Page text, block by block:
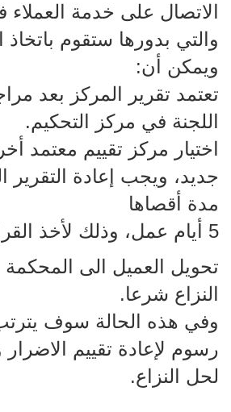
الاتصال على خدمة العملاء
والتي بدورها ستقوم باتخاذ
ويمكن أن:
تعتمد تقرير المركز بعد
اللجنة في مركز التحكيم.
اختيار مركز تقييم معتمد
جديد، ويجب إعادة التقرير
مدة أقصاها
5 أيام عمل، وذلك لأخذ القرار النهائي.
تحويل العميل الى
النزاع شرعا.
وفي هذه الحالة سوف
رسوم لإعادة تقييم
لحل النزاع.